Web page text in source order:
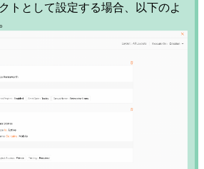
トとして設定する場合、以下のよ